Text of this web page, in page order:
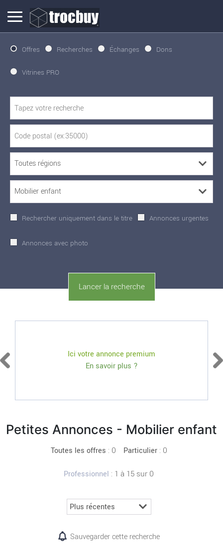
Offres Recherches Échanges Dons
Vitrines PRO
Rechercher uniquement dans le titre Annonces urgentes
Annonces avec photo
Ici votre annonce premium
En savoir plus ?
Petites Annonces - Mobilier enfant
Toutes les offres : 0 Particulier: 0
Professionnel : 1 à 15 sur 0
Sauvegarder cette recherche